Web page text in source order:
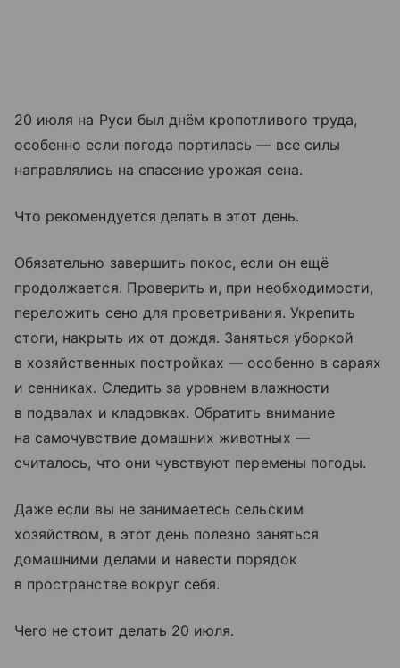
20 июля на Руси был днём кропотливого труда,
особенно если погода портилась — все силы
направлялись на спасение урожая сена.
Что рекомендуется делать в этот день.
Обязательно завершить покос, если он ещё
продолжается. Проверить и, при необходимости,
переложить сено для проветривания. Укрепить
стоги, накрыть их от дождя. Заняться уборкой
в хозяйственных постройках — особенно в сараях
и сенниках. Следить за уровнем влажности
в подвалах и кладовках. Обратить внимание
на самочувствие домашних животных —
считалось, что они чувствуют перемены погоды.
Даже если вы не занимаетесь сельским
хозяйством, в этот день полезно заняться
домашними делами и навести порядок
в пространстве вокруг себя.
Чего не стоит делать 20 июля.